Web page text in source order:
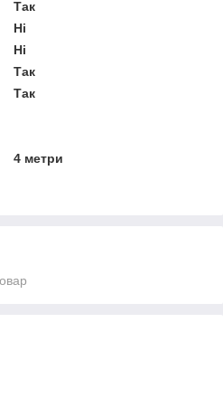
Так
Ні
Ні
Так
Так
4 метри